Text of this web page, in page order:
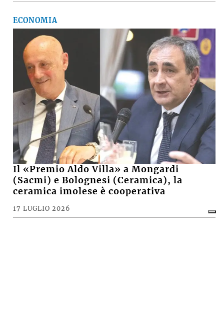
ECONOMIA
Il «Premio Aldo Villa» a Mongardi
(Sacmi) e Bolognesi (Ceramica), la
ceramica imolese è cooperativa
17 LUGLIO 2026